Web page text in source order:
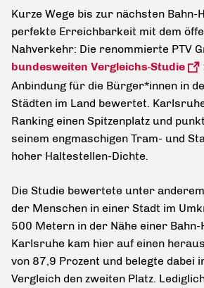
Kurze Wege bis zur nächsten Bahn-
perfekte Erreichbarkeit mit dem
Nahverkehr: Die renommierte PTV
bundesweiten Vergleichs-Studie
Anbindung für die Bürger*innen in
Städten im Land bewertet.
Ranking einen Spitzenplatz und
seinem engmaschigen Tram- und
hoher Haltestellen-Dichte.
Die Studie bewertete unter
der Menschen in einer Stadt im
500 Metern in der Nähe einer Bahn-
Karlsruhe kam hier auf einen
von 87,9 Prozent und belegte dabei
Vergleich den zweiten Platz.